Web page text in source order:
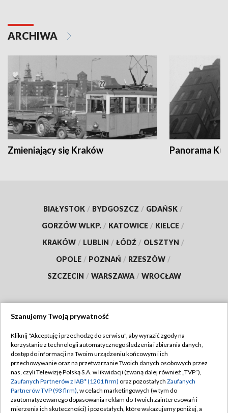
ARCHIWA
Zmieniający się Kraków Panorama
BIAŁYSTOK / BYDGOSZCZ / GDAŃSK /
GORZÓW WLKP. / KATOWICE / KIELCE /
KRAKÓW / LUBLIN / ŁÓDŹ / OLSZTYN /
OPOLE / POZNAŃ / RZESZÓW /
SZCZECIN / WARSZAWA / WROCŁAW
TVP
Abonament TVP
Emisja w TVP
Centrum informacji TVP
Regulamin TVP
Polityka prywatności
Moje zgody
Szanujemy Twoją prywatność
Kliknij "Akceptuję i przechodzę do serwisu", aby wyrazić zgody na
korzystanie z technologii automatycznego śledzenia i zbierania danych,
dostęp do informacji na Twoim urządzeniu końcowym i ich
przechowywanie oraz na przetwarzanie Twoich danych osobowych przez
nas, czyli Telewizję Polską S.A. w likwidacji (zwaną dalej również „TVP”),
Zaufanych Partnerów z IAB* (1201 firm) oraz pozostałych Zaufanych
Partnerów TVP (93 firm), w celach marketingowych (w tym do
zautomatyzowanego dopasowania reklam do Twoich zainteresowań i
mierzenia ich skuteczności) i pozostałych, które wskazujemy poniżej, a